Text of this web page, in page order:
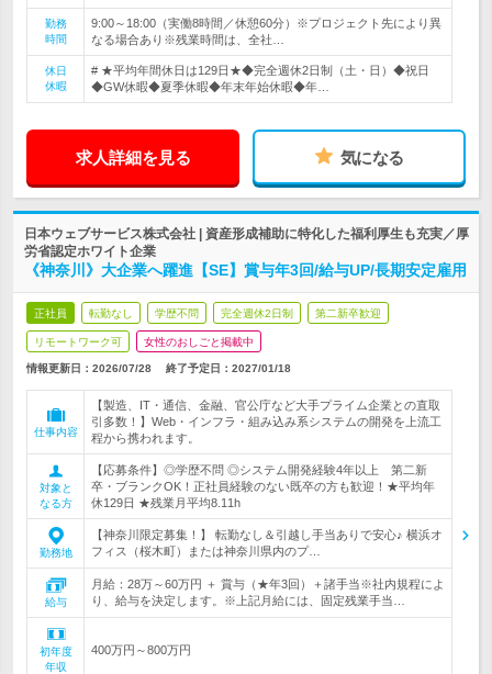
勤務
時間
9:00～18:00（実働8時間／休憩60分）※プロジェクト先により異
なる場合あり※残業時間は、全社…
休日
休暇
# ★平均年間休日は129日★◆完全週休2日制（土・日）◆祝日
◆GW休暇◆夏季休暇◆年末年始休暇◆年…
求人詳細を見る 気になる
日本ウェブサービス株式会社 | 資産形成補助に特化した福利厚生も充実／厚
労省認定ホワイト企業
《神奈川》大企業へ躍進【SE】賞与年3回/給与UP/長期安定雇用
正社員 転勤なし 学歴不問 完全週休2日制 第二新卒歓迎
リモートワーク可 女性のおしごと掲載中
情報更新日：2026/07/28 終了予定日： 2027/01/18
仕事内容
【製造、IT・通信、金融、官公庁など大手プライム企業との直取
引多数！】Web・インフラ・組み込み系システムの開発を上流工
程から携われます。
対象と
なる方
【応募条件】◎学歴不問 ◎システム開発経験4年以上 第二新
卒・ブランクOK！正社員経験のない既卒の方も歓迎！★平均年
休129日 ★残業月平均8.11h
勤務地
【神奈川限定募集！】 転勤なし＆引越し手当ありで安心♪ 横浜オ
フィス（桜木町）または神奈川県内のプ…
給与
月給：28万～60万円 ＋ 賞与（★年3回）＋諸手当※社内規程によ
り、給与を決定します。※上記月給には、固定残業手当…
初年度
年収
400万円～800万円